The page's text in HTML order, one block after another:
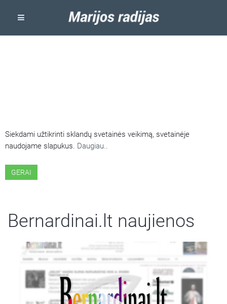
Siekdami užtikrinti sklandų svetainės veikimą, svetainėje
naudojame slapukus. Daugiau..
GERAI
Bernardinai.lt naujienos